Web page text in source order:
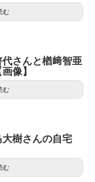
む
代さんと楢﨑智亜
像】
む
大樹さんの自宅
む